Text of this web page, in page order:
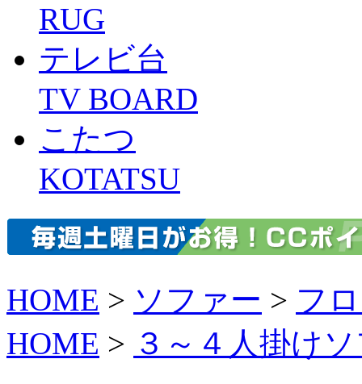
RUG
テレビ台
TV BOARD
こたつ
KOTATSU
HOME > ソファー > フ
HOME > ３～４人掛け